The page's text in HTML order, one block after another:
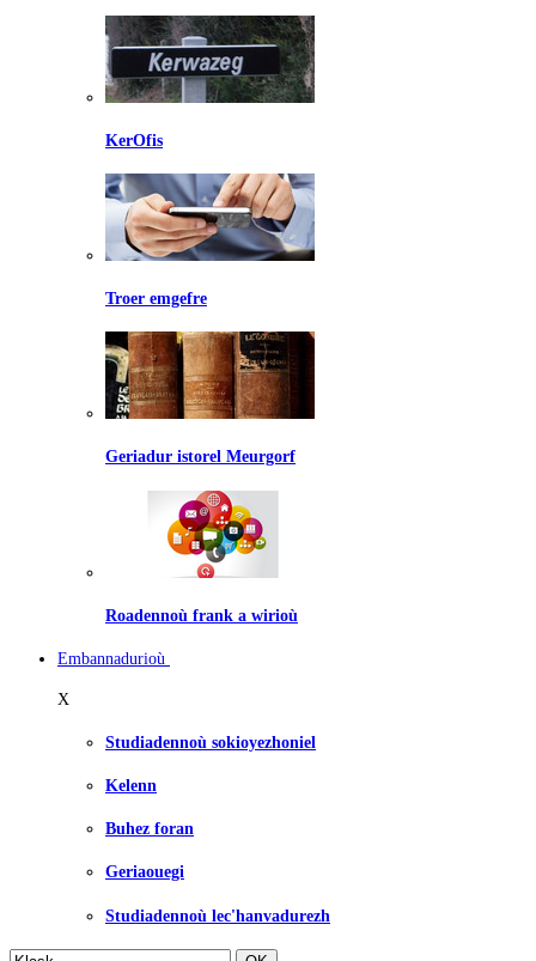
KerOfis
Troer emgefre
Geriadur istorel Meurgorf
Roadennoù frank a wirioù
Embannadurioù
X
Studiadennoù sokioyezhoniel
Kelenn
Buhez foran
Geriaouegi
Studiadennoù lec'hanvadurezh